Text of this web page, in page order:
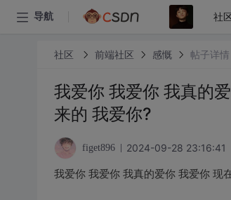
导航 社
社区 前端社区 感慨 帖子详情
我爱你 我爱你 我真的
来的 我爱你?
figet896 2024-09-28 23:16:41
我爱你 我爱你 我真的爱你 我爱你 现